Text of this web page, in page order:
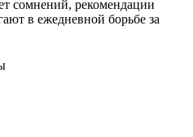
сомнений, рекомендации
в ежедневной борьбе за